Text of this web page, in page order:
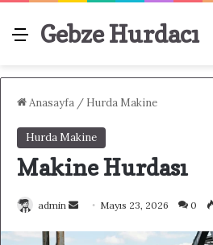
Menü
Gebze Hurdacı
Anasayfa / Hurda Makine
Hurda Makine
Makine Hurdası
admin Mayıs 23, 2026 0